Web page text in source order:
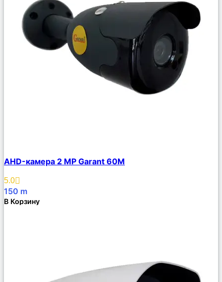
Описание
Избранное
AHD-камера 2 MP Garant 60M
5.0
150 m
В Корзину